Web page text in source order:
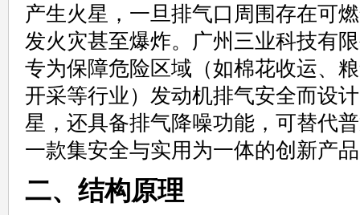
产生火星，一旦排气口周围存在可
发火灾甚至爆炸。广州三业科技有
专为保障危险区域（如棉花收运、
开采等行业）发动机排气安全而设
星，还具备排气降噪功能，可替代
一款集安全与实用为一体的创新产
二、结构原理